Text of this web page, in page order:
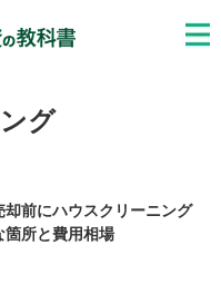
グ
却前にハウスクリーニング
箇所と費用相場